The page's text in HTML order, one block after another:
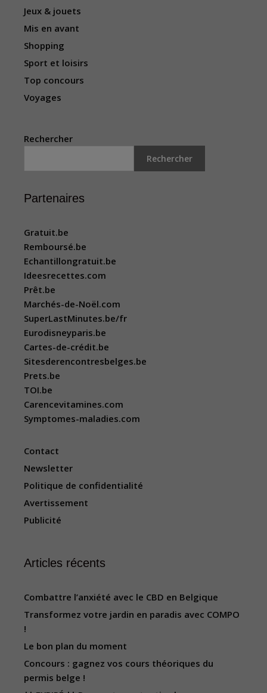
Jeux & jouets
Mis en avant
Shopping
Sport et loisirs
Top concours
Voyages
Rechercher
Rechercher
Partenaires
Gratuit.be
Remboursé.be
Echantillongratuit.be
Ideesrecettes.com
Prêt.be
Marchés-de-Noël.com
SuperLastMinutes.be/fr
Eurodisneyparis.be
Cartes-de-crédit.be
Sitesderencontresbelges.be
Prets.be
TOI.be
Carencevitamines.com
Symptomes-maladies.com
Contact
Newsletter
Politique de confidentialité
Avertissement
Publicité
Articles récents
Combattre l’anxiété avec le CBD en Belgique
Transformez votre jardin en paradis avec COMPO
!
Le bon plan du moment
Concours : gagnez vos cours théoriques du
permis belge !